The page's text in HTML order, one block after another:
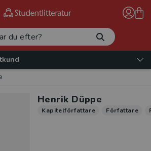
Henrik Düppe
Kapitelförfattare Författare